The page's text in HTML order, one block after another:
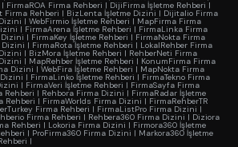
| FirmaROA Firma Rehberi | DijiFirma İşletme Rehberi |
Firma Rehberi | BizLenta İşletme Dizini | Dijitalio Firma
| WebFirmio İşletme Rehberi | MapFirma Firma
| FirmaArena İşletme Rehberi | FirmaLinka Firma
| FirmaKey İşletme Rehberi | FirmaNokta Firma
Dizini | FirmaRota İşletme Rehberi | LokalRehber Firma
| BizMora İşletme Rehberi | RehberNeti Firma
| MapRehber İşletme Rehberi | KonumFirma Firma
Dizini | WebFira İşletme Rehberi | MapNokta Firma
| FirmaLinko İşletme Rehberi | FirmaTekno Firma
| FirmaVeri İşletme Rehberi | FirmaSayfa Firma
Rehberi | Rehbora Firma Dizini | FirmaRadar İşletme
Rehberi | FirmaWorlds Firma Dizini | FirmaRehberTR
Firma Rehberi | FirmaListPro Firma Dizini |
Firma Rehberi | Rehbera360 Firma Dizini | Diziora
Rehberi | Lokoria Firma Dizini | Firmora360 İşletme
| ProFirma360 Firma Dizini | Markora360 İşletme
|